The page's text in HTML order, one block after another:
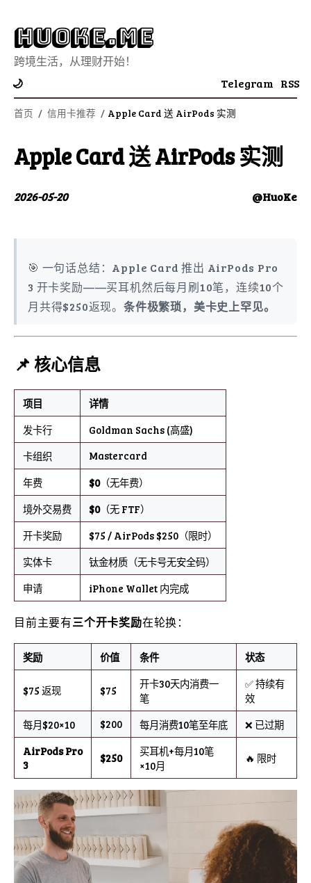
Huoke.Me
跨境生活，从理财开始！
🌙 Telegram RSS
首页 / 信用卡推荐 / Apple Card 送 AirPods 实测
Apple Card 送 AirPods 实测
2026-05-20 @HuoKe
🎯 一句话总结：Apple Card 推出 AirPods Pro
3 开卡奖励——买耳机然后每月刷10笔，连续10个
月共得$250返现。 条件极繁琐，美卡史上罕见。
📌 核心信息
项目
详情
发卡行
Goldman Sachs (高盛)
卡组织
Mastercard
年费
$0（无年费）
境外交易费
$0（无 FTF）
开卡奖励
$75 / AirPods $250（限时）
实体卡
钛金材质（无卡号无安全码）
申请
iPhone Wallet 内完成
目前主要有三个开卡奖励在轮换：
奖励 价值 条件 状态
$75 返现 $75
开卡30天内消费一
笔
✅ 持续有
效
每月$20×10
$200 每月消费10笔至年底
❌ 已过期
AirPods Pro
3
$250
买耳机+每月10笔
×10月
🔥 限时